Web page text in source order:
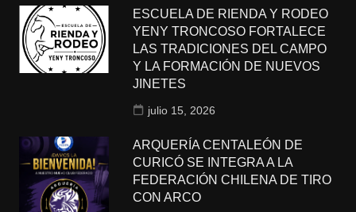
ESCUELA DE RIENDA Y RODEO
YENY TRONCOSO FORTALECE
LAS TRADICIONES DEL CAMPO
Y LA FORMACIÓN DE NUEVOS
JINETES
julio 15, 2026
ARQUERÍA CENTALEÓN DE
CURICÓ SE INTEGRA A LA
FEDERACIÓN CHILENA DE TIRO
CON ARCO